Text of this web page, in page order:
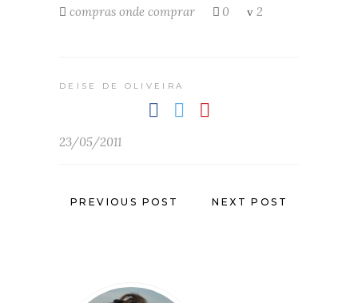
compras onde comprar 0 2
DEISE DE OLIVEIRA
23/05/2011
PREVIOUS POST NEXT POST